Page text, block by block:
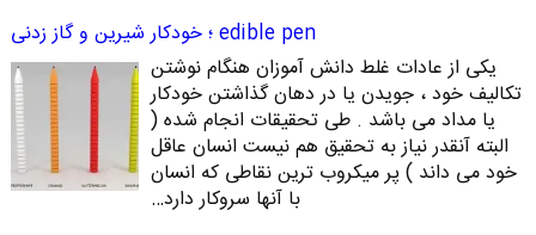
edible pen ؛ خودکار شیرین و گاز زدنی
یکی از عادات غلط دانش آموزان هنگام نوشتن
تکالیف خود ، جویدن یا در دهان گذاشتن خودکار
یا مداد می باشد . طی تحقیقات انجام شده (
البته آنقدر نیاز به تحقیق هم نیست انسان عاقل
خود می داند ) پر میکروب ترین نقاطی که انسان
با آنها سروکار دارد…